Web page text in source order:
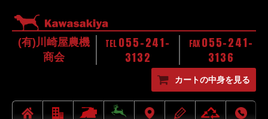
(有)川崎屋農機
商会
TEL 055-241-
3132
FAX 055-241-
3136
カートの中身を見る